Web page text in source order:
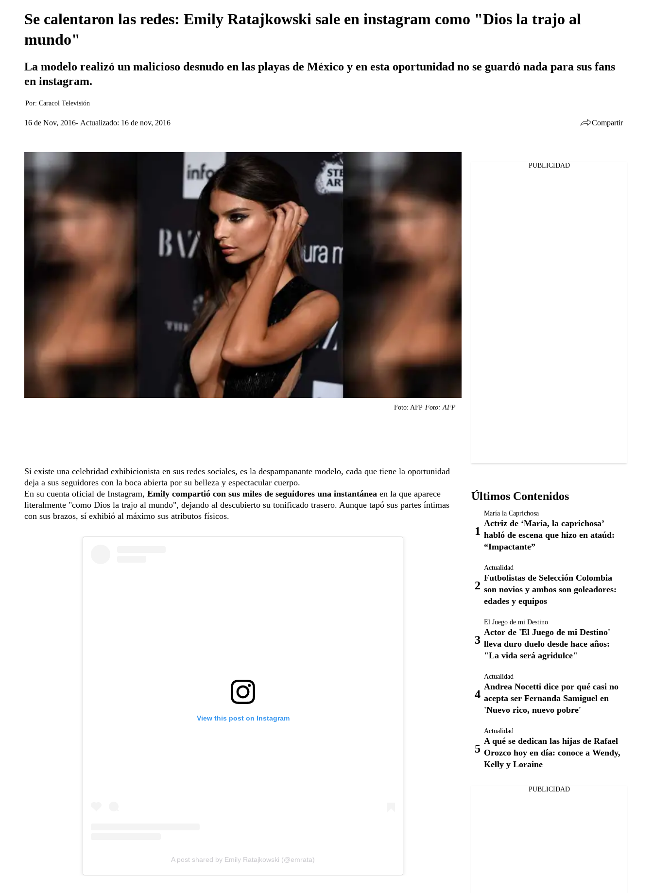
Se calentaron las redes: Emily Ratajkowski sale en instagram como "Dios la trajo al
mundo"
La modelo realizó un malicioso desnudo en las playas de México y en esta oportunidad no se guardó nada para sus fans
en instagram.
Por: Caracol Televisión
16 de Nov, 2016 Actualizado: 16 de nov, 2016 Compartir
Foto: AFP Foto: AFP
Si existe una celebridad exhibicionista en sus redes sociales, es la despampanante modelo, cada que tiene la oportunidad
deja a sus seguidores con la boca abierta por su belleza y espectacular cuerpo.
En su cuenta oficial de Instagram, Emily compartió con sus miles de seguidores una instantánea en la que aparece
literalmente "como Dios la trajo al mundo", dejando al descubierto su tonificado trasero. Aunque tapó sus partes íntimas
con sus brazos, sí exhibió al máximo sus atributos físicos.
View this post on Instagram
A post shared by Emily Ratajkowski (@emrata)
PUBLICIDAD
Últimos Contenidos
María la Caprichosa
Actriz de ‘María, la caprichosa’
habló de escena que hizo en ataúd:
“Impactante”
Actualidad
Futbolistas de Selección Colombia
son novios y ambos son goleadores:
edades y equipos
El Juego de mi Destino
Actor de 'El Juego de mi Destino'
lleva duro duelo desde hace años:
"La vida será agridulce"
Actualidad
Andrea Nocetti dice por qué casi no
acepta ser Fernanda Samiguel en
'Nuevo rico, nuevo pobre'
Actualidad
A qué se dedican las hijas de Rafael
Orozco hoy en día: conoce a Wendy,
Kelly y Loraine
PUBLICIDAD